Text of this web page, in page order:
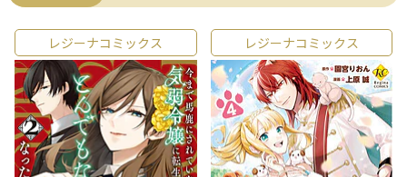
レジーナコミックス レジーナコミックス